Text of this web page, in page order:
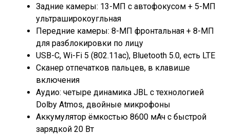
Задние камеры: 13-МП с автофокусом + 5-МП
ультраширокоугльная
Передние камеры: 8-МП фронтальная + 8-МП
для разблокировки по лицу
USB-C, Wi-Fi 5 (802.11ac), Bluetooth 5.0, есть LTE
Сканер отпечатков пальцев, в клавише
включения
Аудио: четыре динамика JBL с технологией
Dolby Atmos, двойные микрофоны
Аккумулятор ёмкостью 8600 мАч с быстрой
зарядкой 20 Вт